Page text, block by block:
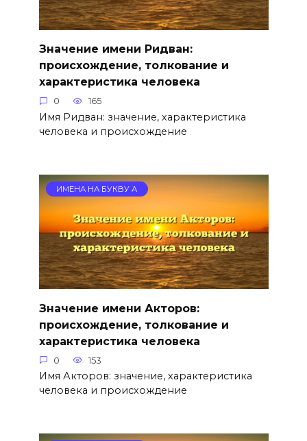
Значение имени Ридван:
происхождение, толкование и
характеристика человека
0 165
Имя Ридван: значение, характеристика
человека и происхождение
ИМЕНА НА БУКВУ А
Значение имени Акторов:
происхождение, толкование и
характеристика человека
0 153
Имя Акторов: значение, характеристика
человека и происхождение